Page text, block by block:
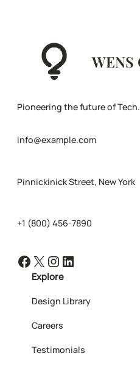
WENS
Pioneering the future of Tech.
info@example.com
Pinnickinick Street, New York
+1 (800) 456-7890
Facebook X Instagram LinkedIn
Explore
Design Library
Careers
Testimonials